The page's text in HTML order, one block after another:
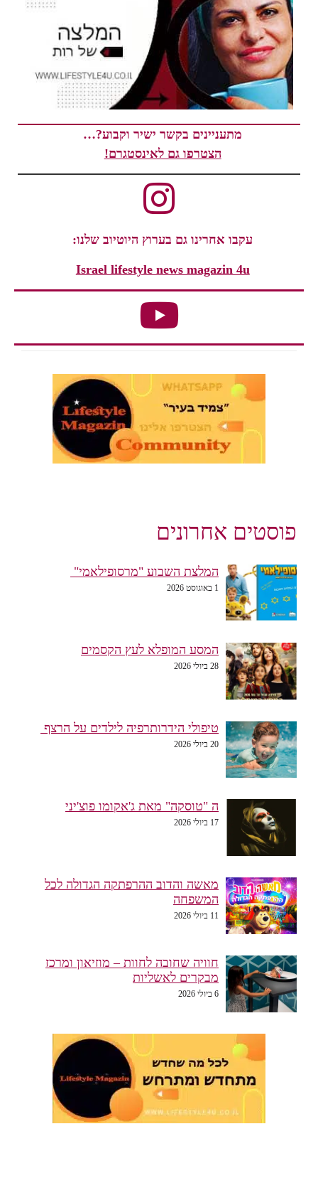
מתעניינים בקשר ישיר וקבוע?…
הצטרפו גם לאינסטגרם!
עקבו אחרינו גם בערוץ היוטיוב שלנו:
Israel lifestyle news magazin 4u
פוסטים אחרונים
המלצת השבוע "מרסופילאמי"
1 באוגוסט 2026
המסע המופלא לעץ הקסמים
28 ביולי 2026
טיפולי הידרותרפיה לילדים על הרצף
20 ביולי 2026
ה "טוסקה" מאת ג'אקומו פוצ'יני
17 ביולי 2026
מאשה והדוב ההרפתקה הגדולה לכל
המשפחה
11 ביולי 2026
חוויה שחובה לחוות – מוזיאון ומרכז
מבקרים לאשליות
6 ביולי 2026